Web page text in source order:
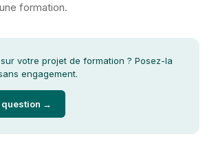
formation.
votre projet de formation ? Posez-la
engagement.
question →